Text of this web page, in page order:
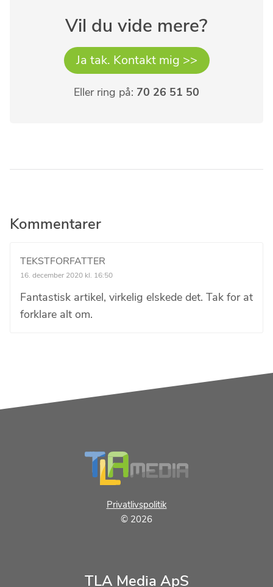
Vil du vide mere?
Ja tak. Kontakt mig >>
Eller ring på: 70 26 51 50
Læserinteraktioner
Kommentarer
TEKSTFORFATTER
16. december 2020 kl. 16:50
Fantastisk artikel, virkelig elskede det. Tak for at
forklare alt om.
Privatlivspolitik
© 2026
TLA Media ApS